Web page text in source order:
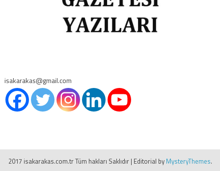
isakarakas@gmail.com
2017 isakarakas.com.tr Tüm hakları Saklıdır | Editorial by MysteryThemes.